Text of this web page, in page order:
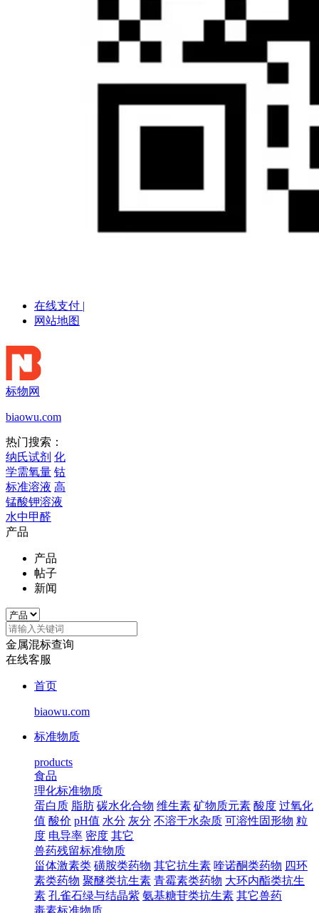
在线支付 |
网站地图
标物网
biaowu.com
热门搜索：
纳氏试剂 化
学需氧量 钴
标准溶液 高
锰酸钾溶液
水中甲醛
产品
产品
帖子
新闻
金属混标查询
在线客服
首页
biaowu.com
标准物质
products
食品
理化标准物质
蛋白质 脂肪 碳水化合物 维生素 矿物质元素 酸度 过氧化
值 酸价 pH值 水分 灰分 不溶于水杂质 可溶性固形物 粒
度 电导率 密度 其它
兽药残留标准物质
甾体激素类 磺胺类药物 其它抗生素 喹诺酮类药物 四环
素类药物 聚醚类抗生素 青霉素类药物 大环内酯类抗生
素 孔雀石绿与结晶紫 氨基糖苷类抗生素 其它兽药
毒素标准物质